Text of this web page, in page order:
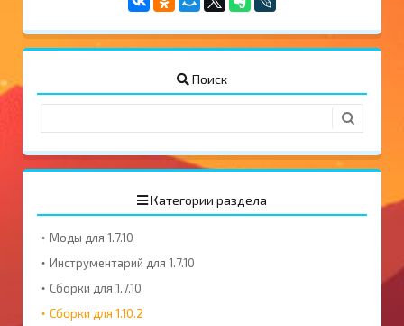
Поиск
Категории раздела
Моды для 1.7.10
Инструментарий для 1.7.10
Сборки для 1.7.10
Сборки для 1.10.2